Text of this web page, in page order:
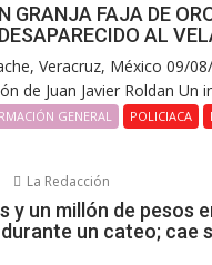
GRANJA FAJA DE
AL
Veracruz, México 09/
de Juan Javier Roldan Un
GENERAL POLICIACA
La Redacción
y un millón de pesos
un cateo; cae